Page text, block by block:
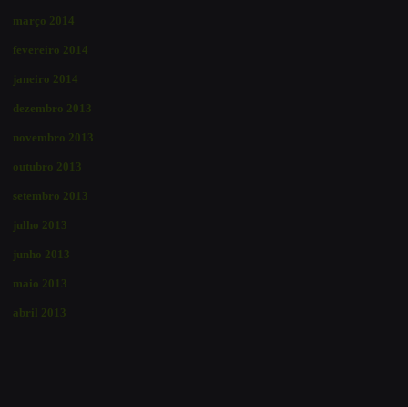
março 2014
fevereiro 2014
janeiro 2014
dezembro 2013
novembro 2013
outubro 2013
setembro 2013
julho 2013
junho 2013
maio 2013
abril 2013